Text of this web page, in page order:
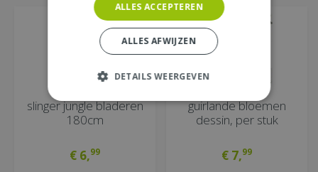
slinger jungle bladeren
180cm
€ 6,99
guirlande bloemen
dessin, per stuk
€ 7,99
ALLES ACCEPTEREN
ALLES AFWIJZEN
DETAILS WEERGEVEN